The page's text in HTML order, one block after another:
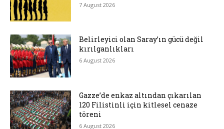
7 August 2026
Belirleyici olan Saray’ın gücü değil
kırılganlıkları
6 August 2026
Gazze’de enkaz altından çıkarılan
120 Filistinli için kitlesel cenaze
töreni
6 August 2026